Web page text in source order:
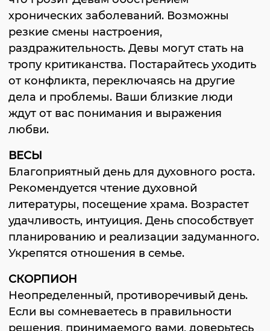
хронических заболеваний. Возможны
резкие смены настроения,
раздражительность. Девы могут стать на
тропу критиканства. Постарайтесь уходить
от конфликта, переключаясь на другие
дела и проблемы. Ваши близкие люди
ждут от вас понимания и выражения
любви.
ВЕСЫ
Благоприятный день для духовного роста.
Рекомендуется чтение духовной
литературы, посещение храма. Возрастет
удачливость, интуиция. День способствует
планированию и реализации задуманного.
Укрепятся отношения в семье.
СКОРПИОН
Неопределенный, противоречивый день.
Если вы сомневаетесь в правильности
решения, принимаемого вами, доверьтесь